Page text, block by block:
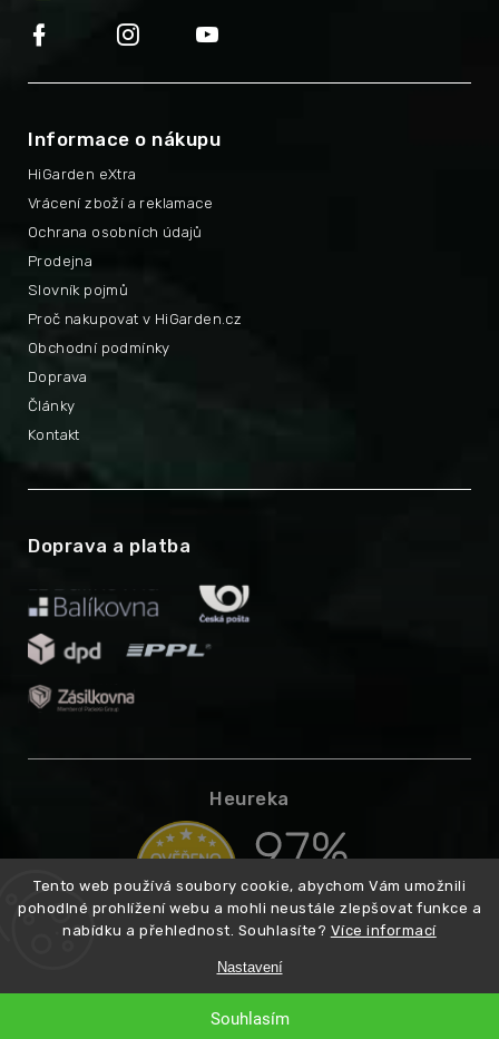
Tento web používá soubory cookie, abychom Vám umožnili
pohodlné prohlížení webu a mohli neustále zlepšovat funkce a
nabídku a přehlednost. Souhlasíte? Více informací
Nastavení
Souhlasím
Informace o nákupu
HiGarden eXtra
Proč nakupovat v HiGarden.cz
Vrácení zboží a reklamace
Obchodní podmínky
Ochrana osobních údajů
Doprava
Prodejna
Články
Slovník pojmů
Kontakt
Doprava a platba
Heureka
Vytvořil
Shoptet
Higarden.cz. Všechna práva vyhrazena.